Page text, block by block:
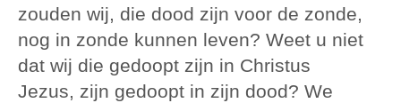
zouden wij, die dood zijn voor de zonde,
nog in zonde kunnen leven? Weet u niet
dat wij die gedoopt zijn in Christus
Jezus, zijn gedoopt in zijn dood? We